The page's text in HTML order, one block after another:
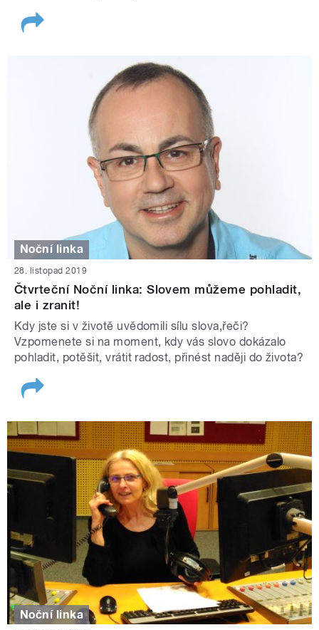
Noční linka
28. listopad 2019
Čtvrteční Noční linka: Slovem můžeme pohladit,
ale i zranit!
Kdy jste si v životě uvědomili sílu slova,řeči?
Vzpomenete si na moment, kdy vás slovo dokázalo
pohladit, potěšit, vrátit radost, přinést naději do života?
Noční linka